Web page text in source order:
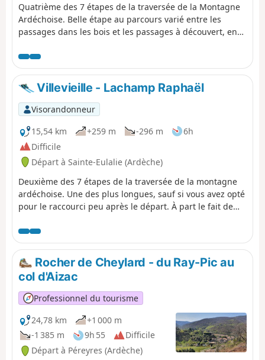
Quatrième des 7 étapes de la traversée de la Montagne
Ardéchoise. Belle étape au parcours varié entre les
passages dans les bois et les passages à découvert, en
Villevieille - Lachamp Raphaël
Visorandonneur
15,54 km
+259 m -296 m
6h
Difficile
Départ à Sainte-Eulalie (Ardèche)
Deuxième des 7 étapes de la traversée de la montagne
ardéchoise. Une des plus longues, sauf si vous avez opté
pour le raccourci peu après le départ. À part le fait de
se trouve la source, plus exactement les sources de la
Loire qui sont recouvertes de neige en hiver, cette étape
n'est pas la plus intéressante. Mais compte tenu du choix
limité des hébergements en période hivernale, il n'est
guère possible de l'éviter.
Rocher de Cheylard - du Ray-Pic au
col d'Aizac
Professionnel du tourisme
24,78 km
+1 000 m
-1 385 m
9h 55
Difficile
Départ à Péreyres (Ardèche)